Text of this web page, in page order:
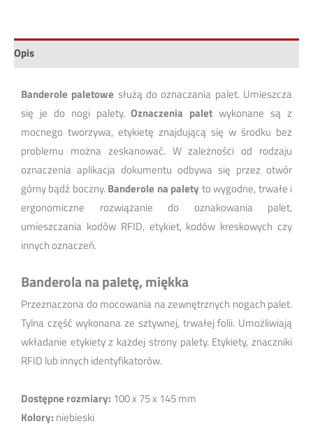
Opis
Banderole paletowe służą do oznaczania palet. Umieszcza
się je do nogi palety.Oznaczenia paletwykonane są z
mocnego tworzywa, etykietę znajdującą się w środku bez
problemu można zeskanować. W zależności od rodzaju
oznaczenia aplikacja dokumentu odbywa się przez otwór
górny bądź boczny.Banderole na palety to wygodne, trwałe i
ergonomiczne rozwiązanie do oznakowania palet,
umieszczania kodów RFID, etykiet, kodów kreskowych czy
innych oznaczeń.
Banderola na paletę, miękka
Przeznaczona do mocowania na zewnętrznych nogach palet.
Tylna część wykonana ze sztywnej, trwałej folii. Umożliwiają
wkładanie etykiety z każdej strony palety. Etykiety, znaczniki
RFID lub innych identyfikatorów.
Dostępne rozmiary: 100 x 75 x 145 mm
Kolory: niebieski